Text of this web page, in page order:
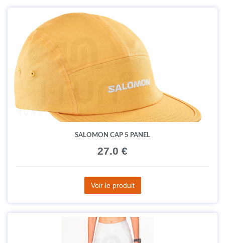
SALOMON CAP 5 PANEL
27.0 €
Voir le produit